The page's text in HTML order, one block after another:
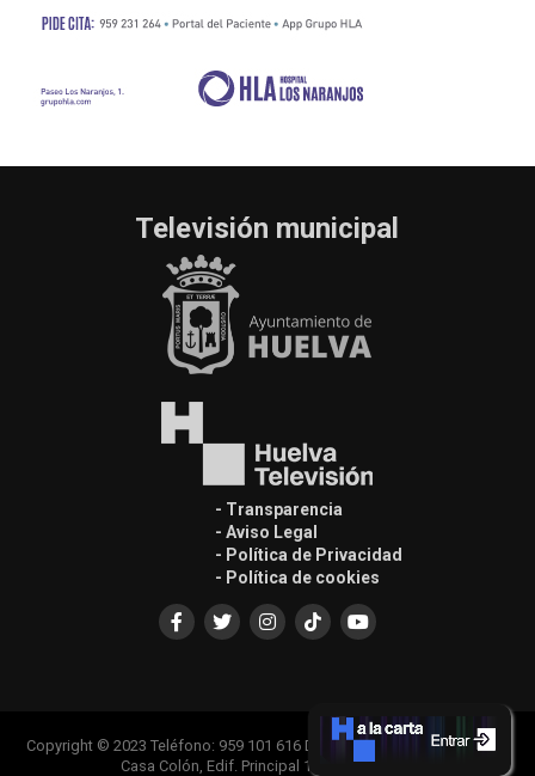
Televisión municipal
- Transparencia
- Aviso Legal
- Política de Privacidad
- Política de cookies
Copyright © 2023 Teléfono: 959 101 616 Dirección: Plaza del Punto nº1
Casa Colón, Edif. Principal 1ª Planta, 21001